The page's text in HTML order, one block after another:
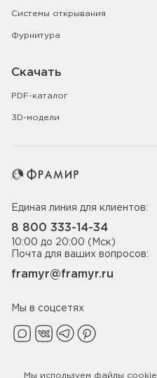
Системы открывания
Фурнитура
Скачать
PDF-каталог
3D-модели
Единая линия для клиентов:
8 800 333-14-34
10:00 до 20:00 (Мск)
Почта для ваших вопросов:
framyr@framyr.ru
Мы в соцсетях
Мы используем файлы cookie